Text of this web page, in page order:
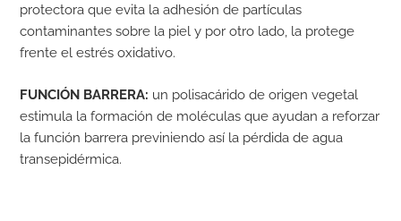
protectora que evita la adhesión de partículas
contaminantes sobre la piel y por otro lado, la protege
frente el estrés oxidativo.
FUNCIÓN BARRERA: un polisacárido de origen vegetal
estimula la formación de moléculas que ayudan a reforzar
la función barrera previniendo así la pérdida de agua
transepidérmica.